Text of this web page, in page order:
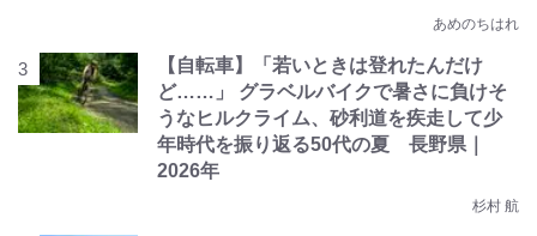
あめのちはれ
【自転車】「若いときは登れたんだけ
ど……」 グラベルバイクで暑さに負けそ
うなヒルクライム、砂利道を疾走して少
年時代を振り返る50代の夏 長野県｜
2026年
杉村 航